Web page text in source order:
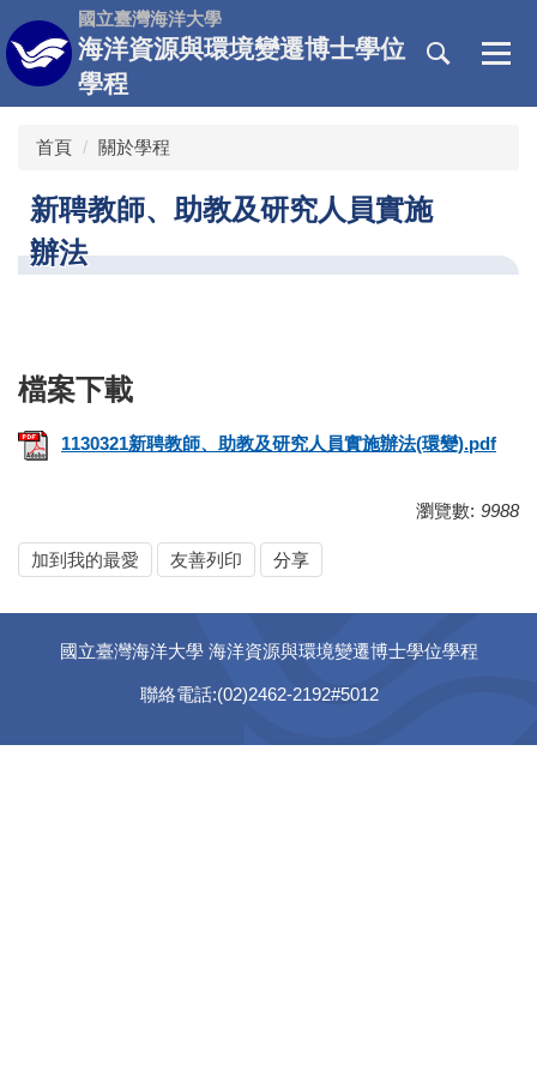
跳
到
主
國立臺灣海洋大學
海洋資源與環境變遷博士學位
學程
首頁 關於學程
新聘教師、助教及研究人員實施
辦法
1130321新聘教師、助教及研究人員實施辦法(環變).pdf
瀏覽數: 9988
加到我的最愛 友善列印 分享
國立臺灣海洋大學 海洋資源與環境變遷博士學位學程
聯絡電話:(02)2462-2192#5012